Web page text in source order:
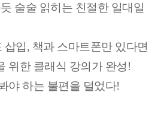
술술 읽히는 친절한 일대일
입, 책과 스마트폰만 있다면
위한 클래식 강의가 완성!
야 하는 불편을 덜었다!